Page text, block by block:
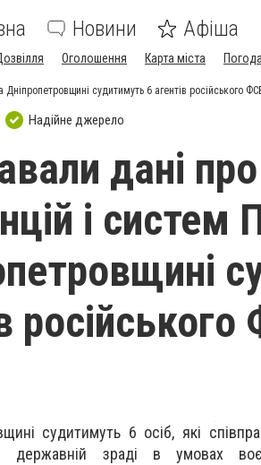
Новини Афіша
Оголошення Карта міста Погода
судитимуть 6 агентів російського
Надійне джерело
дані
і систем
судитимуть 6 осіб, які
державній зраді в умовах